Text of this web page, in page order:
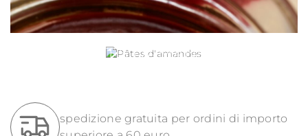
PÂTES D'AMANDES
spedizione gratuita per ordini di importo